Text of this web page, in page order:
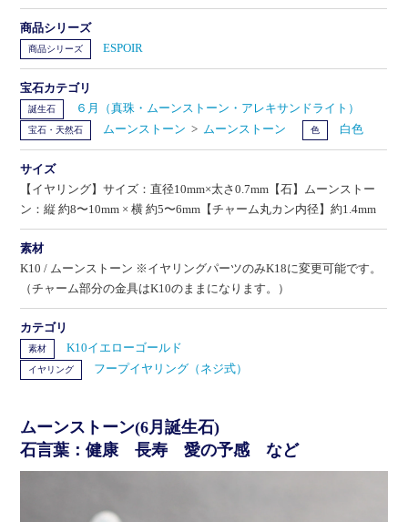
商品シリーズ
商品シリーズ ESPOIR
宝石カテゴリ
誕生石 ６月（真珠・ムーンストーン・アレキサンドライト）
宝石・天然石 ムーンストーン > ムーンストーン 色 白色
サイズ
【イヤリング】サイズ：直径10mm×太さ0.7mm【石】ムーンストー
ン：縦 約8〜10mm × 横 約5〜6mm【チャーム丸カン内径】約1.4mm
素材
K10 / ムーンストーン ※イヤリングパーツのみK18に変更可能です。
（チャーム部分の金具はK10のままになります。）
カテゴリ
素材 K10イエローゴールド
イヤリング フープイヤリング（ネジ式）
ムーンストーン(6月誕生石)
石言葉：健康 長寿 愛の予感 など